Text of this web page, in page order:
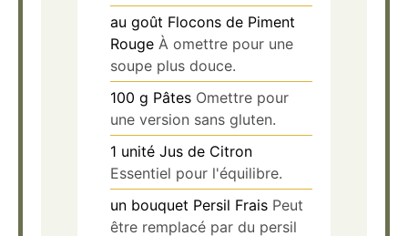
au goût Flocons de Piment
Rouge À omettre pour une
soupe plus douce.
100 g Pâtes Omettre pour
une version sans gluten.
1 unité Jus de Citron
Essentiel pour l'équilibre.
un bouquet Persil Frais Peut
être remplacé par du persil